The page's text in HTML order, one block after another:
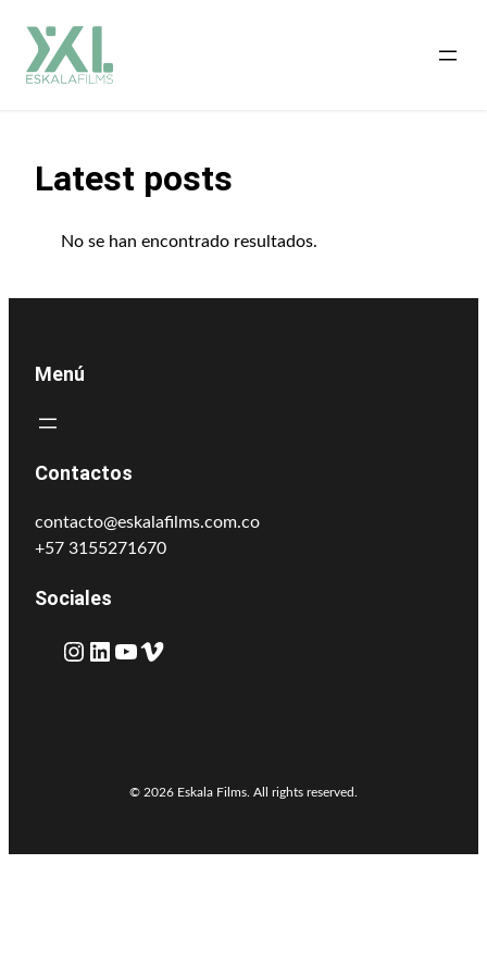
Latest posts
No se han encontrado resultados.
Menú
Contactos
contacto@eskalafilms.com.co
+57 3155271670
Sociales
Instagram LinkedIn YouTube Vimeo
© 2026 Eskala Films. All rights reserved.